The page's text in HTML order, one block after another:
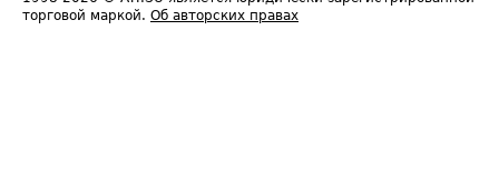
торговой маркой. Об авторских правах